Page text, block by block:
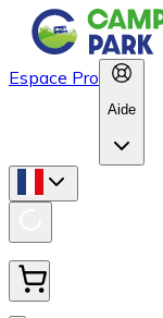
Espace Pro
Aide